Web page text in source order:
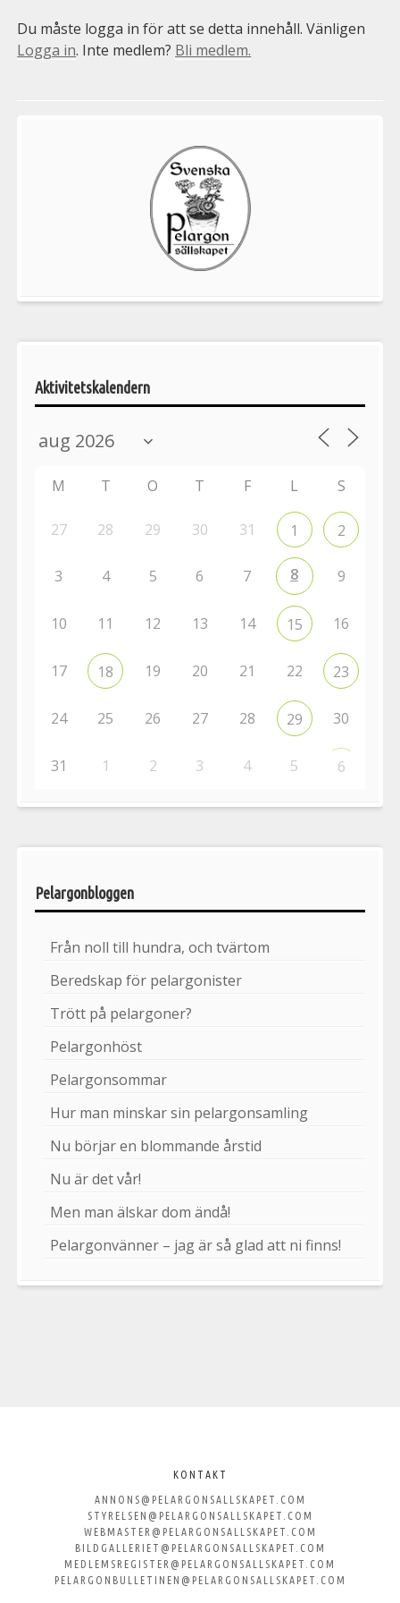
Du måste logga in för att se detta innehåll. Vänligen
Logga in. Inte medlem? Bli medlem.
Pelargonsällskapets
Aktivitetskalendern
M T O T F L S
27 28 29 30 31 1 2
3 4 5 6 7 8 9
10 11 12 13 14 15 16
17 18 19 20 21 22 23
24 25 26 27 28 29 30
31 1 2 3 4 5 6
Pelargonbloggen
Från noll till hundra, och tvärtom
Beredskap för pelargonister
Trött på pelargoner?
Pelargonhöst
Pelargonsommar
Hur man minskar sin pelargonsamling
Nu börjar en blommande årstid
Nu är det vår!
Men man älskar dom ändå!
Pelargonvänner – jag är så glad att ni finns!
Svenska
Pelargonsällskapet
KONTAKT
ANNONS@PELARGONSALLSKAPET.COM
STYRELSEN@PELARGONSALLSKAPET.COM
WEBMASTER@PELARGONSALLSKAPET.COM
BILDGALLERIET@PELARGONSALLSKAPET.COM
MEDLEMSREGISTER@PELARGONSALLSKAPET.COM
PELARGONBULLETINEN@PELARGONSALLSKAPET.COM